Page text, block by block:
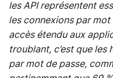
les API représentent
les connexions par
accès étendu aux
troublant, c’est que
par mot de passe,